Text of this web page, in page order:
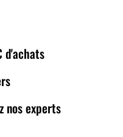
d'achats
nos experts